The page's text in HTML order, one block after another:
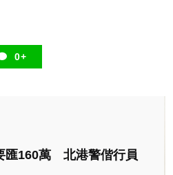
0+
匯160萬 北港警偕行員